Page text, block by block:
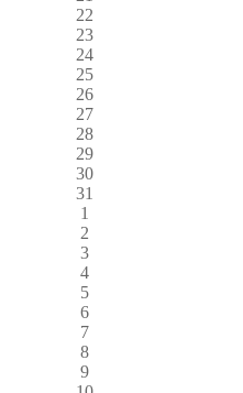
22
23
24
25
26
27
28
29
30
31
1
2
3
4
5
6
7
8
9